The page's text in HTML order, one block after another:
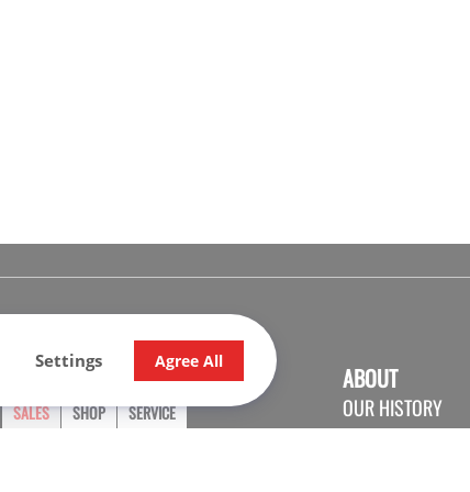
OPENING HOURS
SALES SHOP SERVICE
ABOUT
OUR HISTORY
Settings Agree All